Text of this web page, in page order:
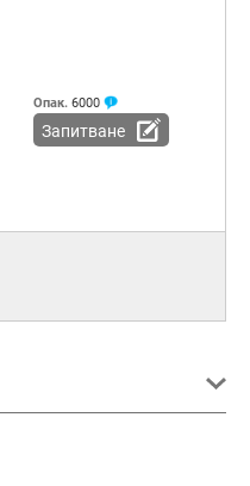
Опак. 6000
Запитване